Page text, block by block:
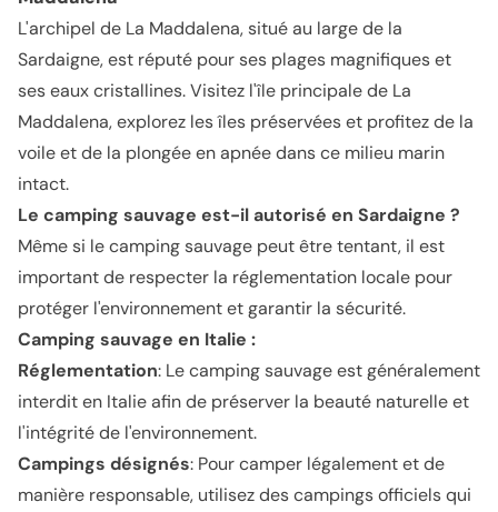
L'archipel de La Maddalena, situé au large de la
Sardaigne, est réputé pour ses plages magnifiques et
ses eaux cristallines. Visitez l'île principale de La
Maddalena, explorez les îles préservées et profitez de la
voile et de la plongée en apnée dans ce milieu marin
intact.
Le camping sauvage est-il autorisé en Sardaigne ?
Même si le camping sauvage peut être tentant, il est
important de respecter la réglementation locale pour
protéger l'environnement et garantir la sécurité.
Camping sauvage en Italie :
Réglementation: Le camping sauvage est généralement
interdit en Italie afin de préserver la beauté naturelle et
l'intégrité de l'environnement.
Campings désignés: Pour camper légalement et de
manière responsable, utilisez des campings officiels qui